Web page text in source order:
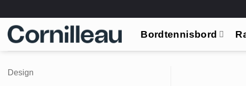
to
content
Bordtennisbord
Design